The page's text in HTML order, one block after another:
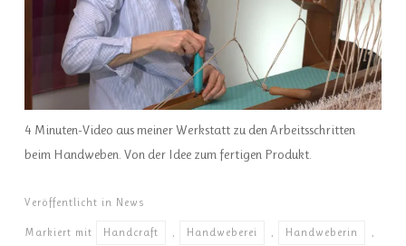
4 Minuten-Video aus meiner Werkstatt zu den Arbeitsschritten
beim Handweben. Von der Idee zum fertigen Produkt.
Veröffentlicht in News
Markiert mit Handcraft Handweberei Handweberin